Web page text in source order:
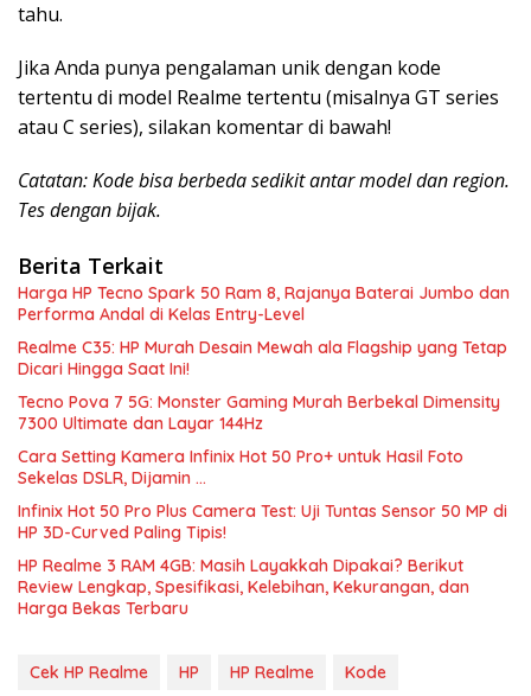
tahu.
Jika Anda punya pengalaman unik dengan kode
tertentu di model Realme tertentu (misalnya GT series
atau C series), silakan komentar di bawah!
Catatan: Kode bisa berbeda sedikit antar model dan region.
Tes dengan bijak.
Berita Terkait
Harga HP Tecno Spark 50 Ram 8, Rajanya Baterai Jumbo dan
Performa Andal di Kelas Entry-Level
Realme C35: HP Murah Desain Mewah ala Flagship yang Tetap
Dicari Hingga Saat Ini!
Tecno Pova 7 5G: Monster Gaming Murah Berbekal Dimensity
7300 Ultimate dan Layar 144Hz
Cara Setting Kamera Infinix Hot 50 Pro+ untuk Hasil Foto
Sekelas DSLR, Dijamin …
Infinix Hot 50 Pro Plus Camera Test: Uji Tuntas Sensor 50 MP di
HP 3D-Curved Paling Tipis!
HP Realme 3 RAM 4GB: Masih Layakkah Dipakai? Berikut
Review Lengkap, Spesifikasi, Kelebihan, Kekurangan, dan
Harga Bekas Terbaru
Cek HP Realme HP HP Realme
Kode